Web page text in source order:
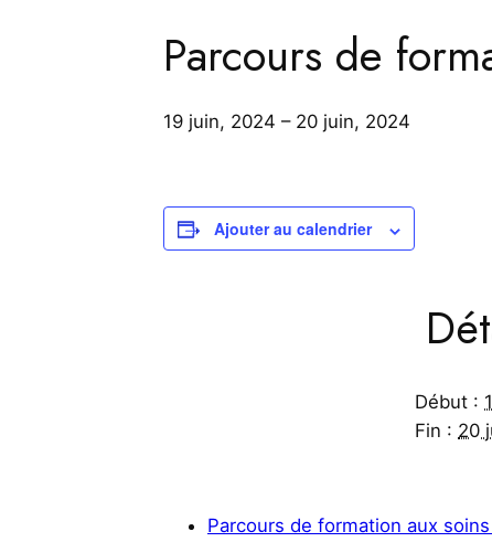
Parcours de
19 juin, 2024 – 20 juin, 2024
Ajouter au calendrier
Début :
Fin : 20
Parcours de formation aux